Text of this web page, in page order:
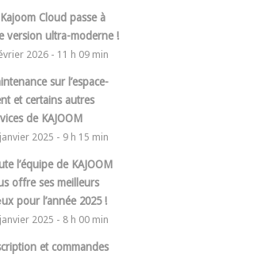
Cloud passe à
version ultra-moderne !
2026 - 11 h 09 min
sur l’espace-
et certains autres
de KAJOOM
2025 - 9 h 15 min
l’équipe de KAJOOM
offre ses meilleurs
pour l’année 2025 !
2025 - 8 h 00 min
et commandes